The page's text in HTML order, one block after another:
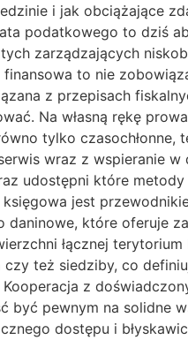
i jak obciążające
podatkowego to dziś
zarządzających
to nie
z przepisach
Na własną rękę
tylko czasochłonne,
wraz z wspieranie w
udostępni które
jest
które oferuje
łącznej terytorium
też siedziby, co
z
być pewnym na solidne
dostępu i